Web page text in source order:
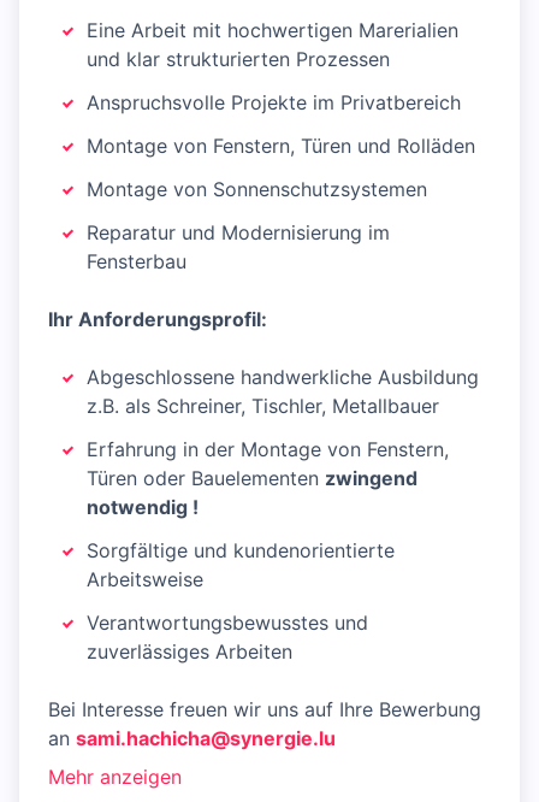
Eine Arbeit mit hochwertigen Marerialien
und klar strukturierten Prozessen
Anspruchsvolle Projekte im Privatbereich
Montage von Fenstern, Türen und Rolläden
Montage von Sonnenschutzsystemen
Reparatur und Modernisierung im
Fensterbau
Ihr Anforderungsprofil:
Abgeschlossene handwerkliche Ausbildung
z.B. als Schreiner, Tischler, Metallbauer
Erfahrung in der Montage von Fenstern,
Türen oder Bauelementen zwingend
notwendig !
Sorgfältige und kundenorientierte
Arbeitsweise
Verantwortungsbewusstes und
zuverlässiges Arbeiten
Bei Interesse freuen wir uns auf Ihre Bewerbung
an sami.hachicha@synergie.lu
Mehr anzeigen